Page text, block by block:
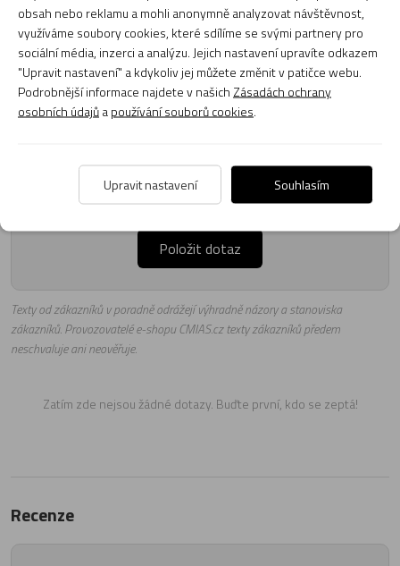
Poradna
jsou připraveni odpovídat na Vaše dotazy (pondělí až
pátek, 8:00 až 17:00).
Položit dotaz
Texty od zákazníků v poradně odrážejí výhradně názory a stanoviska
zákazníků. Provozovatelé e-shopu CMIAS.cz texty zákazníků předem
neschvaluje ani neověřuje.
Zatím zde nejsou žádné dotazy. Buďte první, kdo se zeptá!
Recenze
obsah nebo reklamu a mohli anonymně analyzovat návštěvnost,
využíváme soubory cookies, které sdílíme se svými partnery pro
sociální média, inzerci a analýzu. Jejich nastavení upravíte odkazem
"Upravit nastavení" a kdykoliv jej můžete změnit v patičce webu.
Podrobnější informace najdete v našich Zásadách ochrany
osobních údajůa používání souborů cookies.
Upravit nastavení Souhlasím